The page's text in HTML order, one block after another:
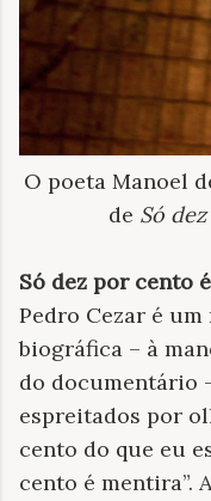
O poeta Manoel
de Só
Só dez por cento
Pedro Cezar é
biográfica – à
do documentário
espreitados por
cento do que eu
cento é mentira”.